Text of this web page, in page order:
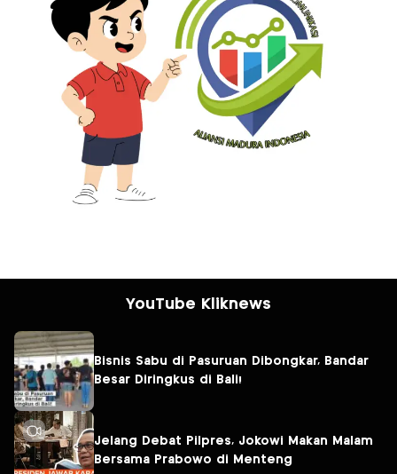
YouTube Kliknews
Bisnis Sabu di Pasuruan Dibongkar, Bandar
Besar Diringkus di Bali!
Jelang Debat Pilpres, Jokowi Makan Malam
Bersama Prabowo di Menteng